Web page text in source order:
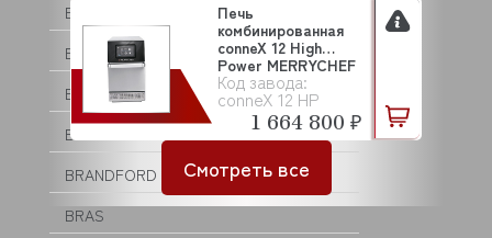
BONNET
BORES
BOURGEOIS
BRAHMA
BRANDFORD
BRAS
Код завода:
conneX 12 HP
Печь
комбинированная
conneX 12 High
Power MERRYCHEF
1 664 800 ₽
Смотреть все